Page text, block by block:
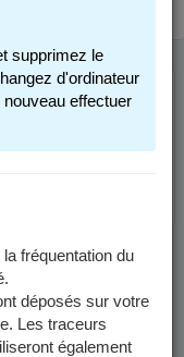
votre
supprimez le
d'ordinateur
effectuer
fréquentation du
déposés sur votre
Les traceurs
également